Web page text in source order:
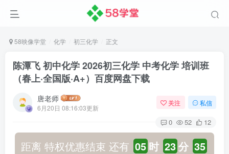
58映像学堂 化学 初三化学 正文
陈潭飞 初中化学 2026初三化学 中考化学 培训班
（春上·全国版·A+）百度网盘下载
唐老师
6月20日 08:16:03更新
关注 私信
0 52 12
距离 特权优惠结束 还有 05 时 23分 34